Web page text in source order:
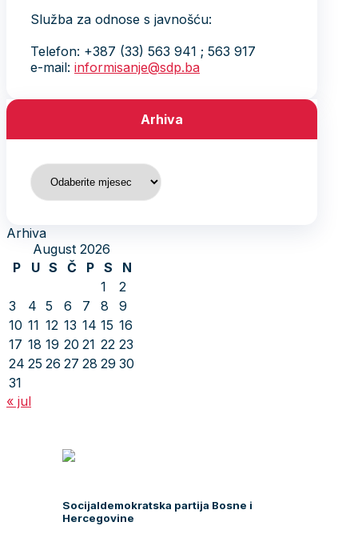
Služba za odnose s javnošću:
Telefon: +387 (33) 563 941 ; 563 917
e-mail: informisanje@sdp.ba
Arhiva
Arhiva
Arhiva
August 2026
P
U S Č P S
N
1
2
3
4 5 6 7 8
9
10 11 12 13 14 15 16
17 18 19 20 21 22 23
24 25 26 27 28 29 30
31
« jul
Socijaldemokratska partija Bosne i
Hercegovine